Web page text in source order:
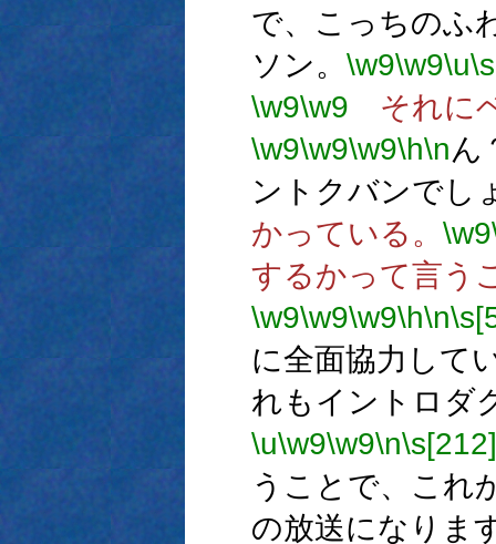
で、こっちのふ
ソン。 \w9\w9\u
\w9\w9 それに
\w9\w9\w9\h\nん
ントクバンでし
かっている。 \w9
するかって言う
\w9\w9\w9\h\n
に全面協力して
れもイントロダ
\u\w9\w9\n\s[212]
うことで、これ
の放送になりま